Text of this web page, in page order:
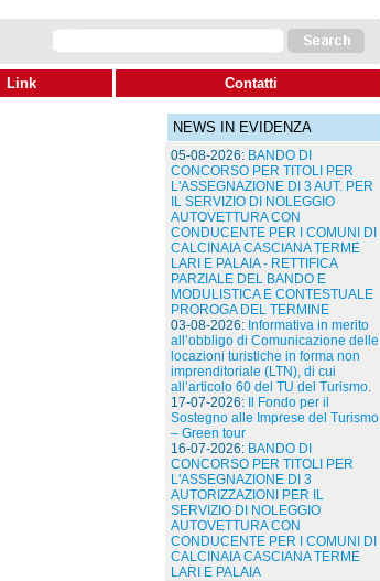
Link Contatti
NEWS IN EVIDENZA
05-08-2026: BANDO DI
CONCORSO PER TITOLI PER
L'ASSEGNAZIONE DI 3 AUT. PER
IL SERVIZIO DI NOLEGGIO
AUTOVETTURA CON
CONDUCENTE PER I COMUNI DI
CALCINAIA CASCIANA TERME
LARI E PALAIA - RETTIFICA
PARZIALE DEL BANDO E
MODULISTICA E CONTESTUALE
PROROGA DEL TERMINE
03-08-2026: Informativa in merito
all’obbligo di Comunicazione delle
locazioni turistiche in forma non
imprenditoriale (LTN), di cui
all’articolo 60 del TU del Turismo.
17-07-2026:
Il Fondo per il
Sostegno alle Imprese del Turismo
– Green tour
16-07-2026: BANDO DI
CONCORSO PER TITOLI PER
L'ASSEGNAZIONE DI 3
AUTORIZZAZIONI PER IL
SERVIZIO DI NOLEGGIO
AUTOVETTURA CON
CONDUCENTE PER I COMUNI DI
CALCINAIA CASCIANA TERME
LARI E PALAIA